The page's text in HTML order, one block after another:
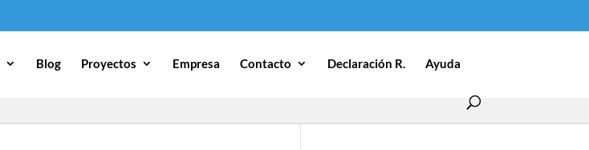
Blog Proyectos Empresa Contacto Declaración R. Ayuda